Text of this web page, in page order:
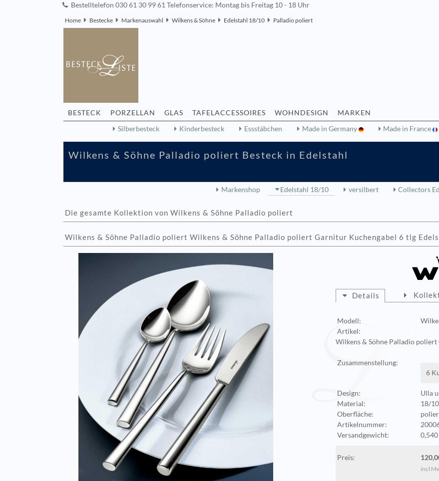
Bestelltelefon 030 61 30 99 61 Telefonservice: Montag bis Freitag 10 - 18 Uhr
Home Bestecke Markenauswahl Wilkens & Söhne Edelstahl 18/10 Palladio poliert
BESTECK PORZELLAN GLAS TAFELACCESSOIRES WOHNDESIGN
MARKEN
Silberbesteck
Kinderbesteck Essstäbchen Made in Germany Made in France
Wilkens & Söhne Palladio poliert Besteck in Edelstahl
Markenshop Edelstahl 18/10 versilbert Collectors
Die gesamte Kollektion von Wilkens & Söhne Palladio poliert
Wilkens & Söhne Palladio poliert Wilkens & Söhne Palladio poliert Garnitur Kuchengabel 6 tlg
Details
Modell:
Artikel:
Wilkens & Söhne Palladio
Zusammenstellung:
6
Design:
Ulla
Material:
18/
Oberfläche:
Artikelnummer:
Versandgewicht:
0,540
Preis:
incl